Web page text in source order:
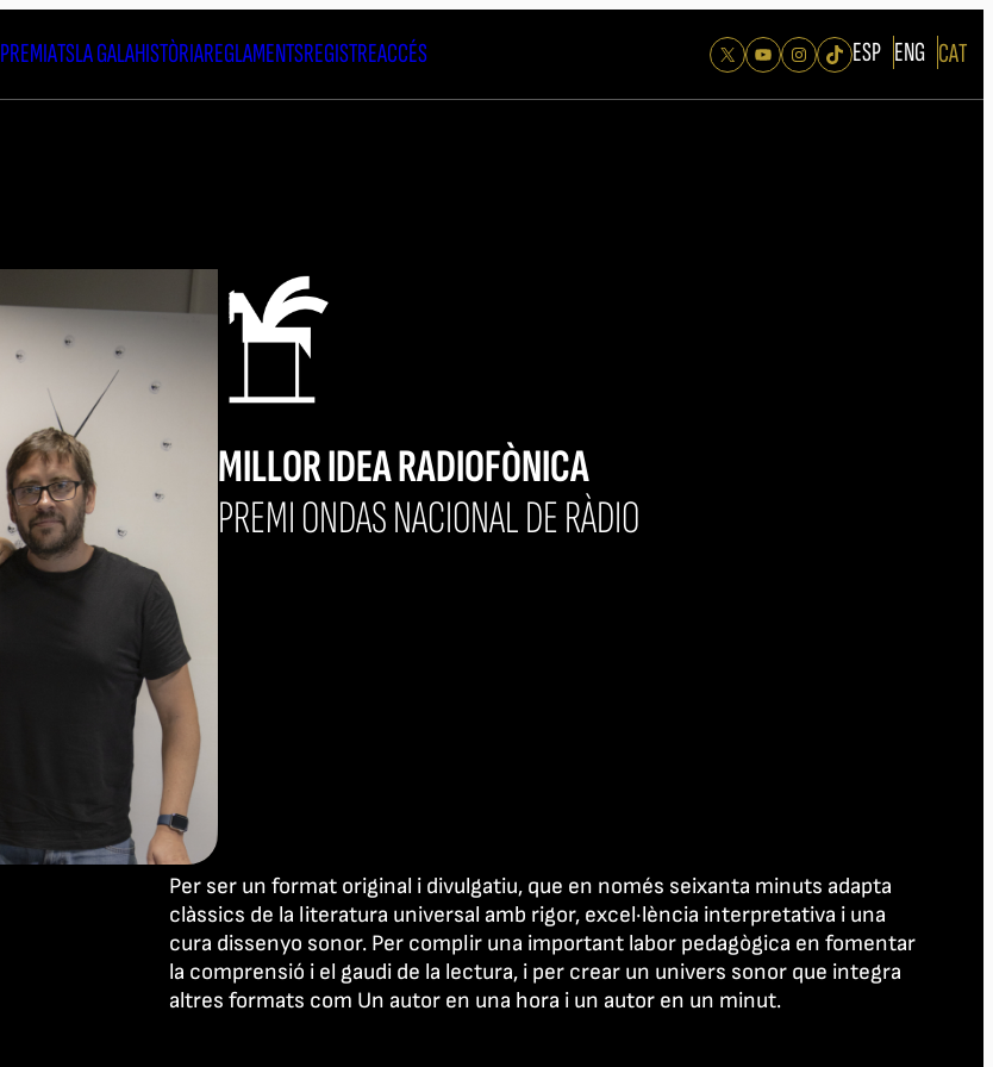
PREMIATSLA GALAHISTÒRIAREGLAMENTSREGISTREACCÉS X YouTube Instagram TikTok ESP ENG CAT
MILLOR IDEA RADIOFÒNICA
PREMI ONDAS NACIONAL DE RÀDIO
Per ser un format original i divulgatiu, que en només seixanta minuts adapta
clàssics de la literatura universal amb rigor, excel·lència interpretativa i una
cura dissenyo sonor. Per complir una important labor pedagògica en fomentar
la comprensió i el gaudi de la lectura, i per crear un univers sonor que integra
altres formats com Un autor en una hora i un autor en un minut.